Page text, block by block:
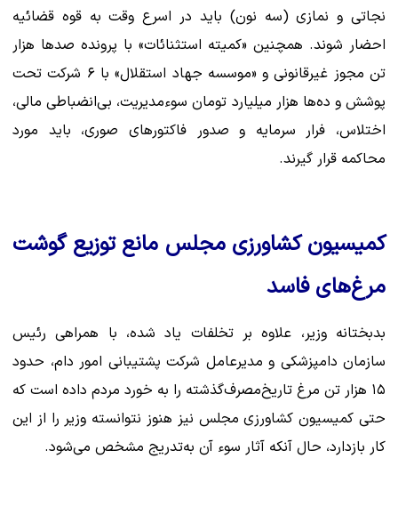
نجاتی و نمازی (سه نون) باید در اسرع وقت به قوه قضائیه
احضار شوند. همچنین «کمیته استثنائات» با پرونده صدها هزار
تن مجوز غیرقانونی و «موسسه جهاد استقلال» با ۶ شرکت تحت
پوشش و ده‌ها هزار میلیارد تومان سوءمدیریت، بی‌انضباطی مالی،
اختلاس، فرار سرمایه و صدور فاکتورهای صوری، باید مورد
محاکمه قرار گیرند.
کمیسیون کشاورزی مجلس مانع توزیع گوشت
مرغ‌های فاسد
بدبختانه وزیر، علاوه بر تخلفات یاد شده، با همراهی رئیس
سازمان دامپزشکی و مدیرعامل شرکت پشتیبانی امور دام، حدود
۱۵ هزار تن مرغ تاریخ‌مصرف‌گذشته را به خورد مردم داده است که
حتی کمیسیون کشاورزی مجلس نیز هنوز نتوانسته وزیر را از این
کار بازدارد، حال آنکه آثار سوء آن به‌تدریج مشخص می‌شود.